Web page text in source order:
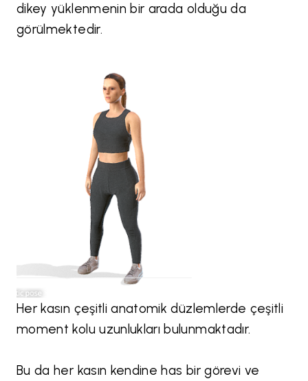
dikey yüklenmenin bir arada olduğu da
görülmektedir.
Her kasın çeşitli anatomik düzlemlerde çeşitli
moment kolu uzunlukları bulunmaktadır.
Bu da her kasın kendine has bir görevi ve